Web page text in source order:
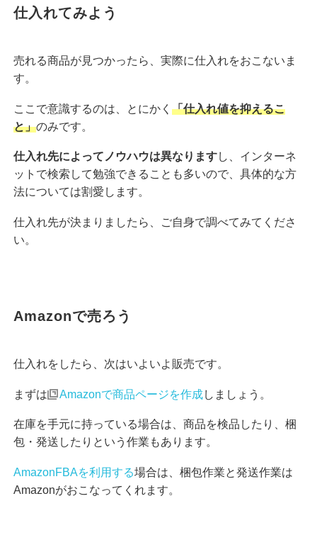
仕入れてみよう
売れる商品が見つかったら、実際に仕入れをおこないま
す。
ここで意識するのは、とにかく 「仕入れ値を抑えるこ
と」のみです。
仕入れ先によってノウハウは異なりますし、インターネ
ットで検索して勉強できることも多いので、具体的な方
法については割愛します。
仕入れ先が決まりましたら、ご自身で調べてみてくださ
い。
Amazonで売ろう
仕入れをしたら、次はいよいよ販売です。
まずは Amazonで商品ページを作成しましょう。
在庫を手元に持っている場合は、商品を検品したり、梱
包・発送したりという作業もあります。
AmazonFBAを利用する場合は、梱包作業と発送作業は
Amazonがおこなってくれます。